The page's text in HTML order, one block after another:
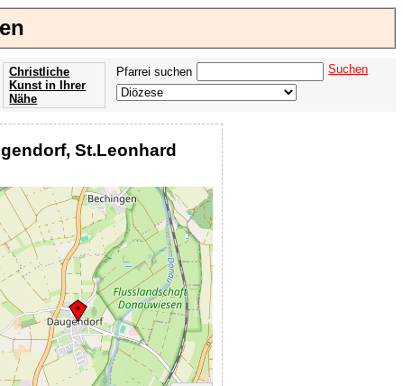
Pfarrei suchen Suchen
Christliche
Kunst in Ihrer
Nähe
St.Leonhard